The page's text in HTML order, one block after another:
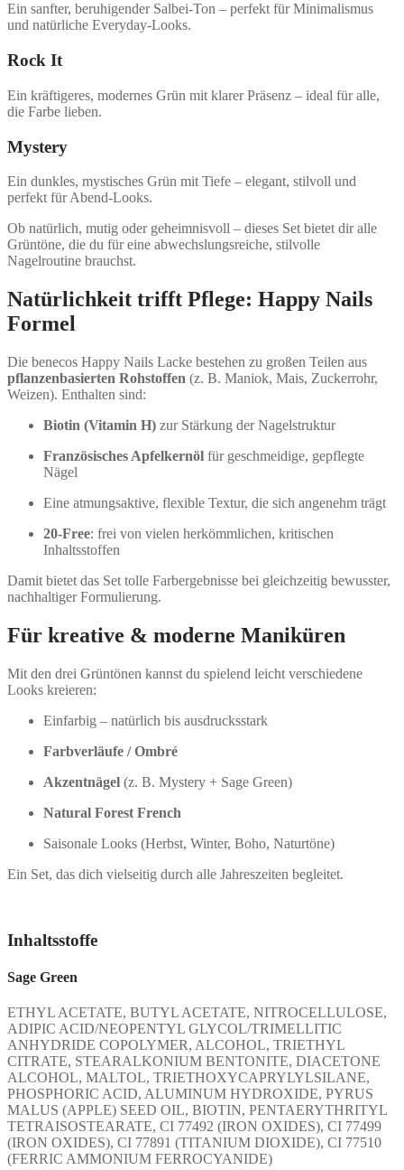
Ein sanfter, beruhigender Salbei-Ton – perfekt für Minimalismus
und natürliche Everyday-Looks.
Rock It
Ein kräftigeres, modernes Grün mit klarer Präsenz – ideal für alle,
die Farbe lieben.
Mystery
Ein dunkles, mystisches Grün mit Tiefe – elegant, stilvoll und
perfekt für Abend-Looks.
Ob natürlich, mutig oder geheimnisvoll – dieses Set bietet dir alle
Grüntöne, die du für eine abwechslungsreiche, stilvolle
Nagelroutine brauchst.
Natürlichkeit trifft Pflege: Happy Nails
Formel
Die benecos Happy Nails Lacke bestehen zu großen Teilen aus
pflanzenbasierten Rohstoffen (z. B. Maniok, Mais, Zuckerrohr,
Weizen). Enthalten sind:
Biotin (Vitamin H) zur Stärkung der Nagelstruktur
Französisches Apfelkernöl für geschmeidige, gepflegte
Nägel
Eine atmungsaktive, flexible Textur, die sich angenehm trägt
20-Free: frei von vielen herkömmlichen, kritischen
Inhaltsstoffen
Damit bietet das Set tolle Farbergebnisse bei gleichzeitig bewusster,
nachhaltiger Formulierung.
Für kreative & moderne Maniküren
Mit den drei Grüntönen kannst du spielend leicht verschiedene
Looks kreieren:
Einfarbig – natürlich bis ausdrucksstark
Farbverläufe / Ombré
Akzentnägel (z. B. Mystery + Sage Green)
Natural Forest French
Saisonale Looks (Herbst, Winter, Boho, Naturtöne)
Ein Set, das dich vielseitig durch alle Jahreszeiten begleitet.
Inhaltsstoffe
Sage Green
ETHYL ACETATE, BUTYL ACETATE, NITROCELLULOSE,
ADIPIC ACID/NEOPENTYL GLYCOL/TRIMELLITIC
ANHYDRIDE COPOLYMER, ALCOHOL, TRIETHYL
CITRATE, STEARALKONIUM BENTONITE, DIACETONE
ALCOHOL, MALTOL, TRIETHOXYCAPRYLYLSILANE,
PHOSPHORIC ACID, ALUMINUM HYDROXIDE, PYRUS
MALUS (APPLE) SEED OIL, BIOTIN, PENTAERYTHRITYL
TETRAISOSTEARATE, CI 77492 (IRON OXIDES), CI 77499
(IRON OXIDES), CI 77891 (TITANIUM DIOXIDE), CI 77510
(FERRIC AMMONIUM FERROCYANIDE)